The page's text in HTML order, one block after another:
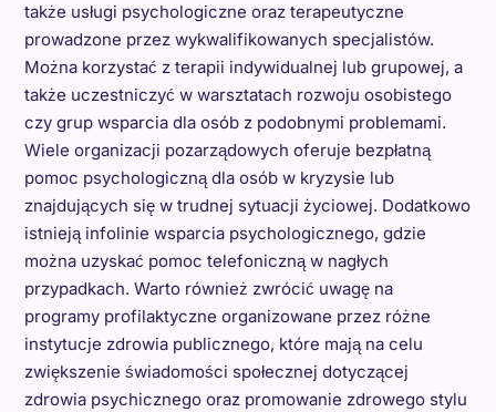
także usługi psychologiczne oraz terapeutyczne
prowadzone przez wykwalifikowanych specjalistów.
Można korzystać z terapii indywidualnej lub grupowej, a
także uczestniczyć w warsztatach rozwoju osobistego
czy grup wsparcia dla osób z podobnymi problemami.
Wiele organizacji pozarządowych oferuje bezpłatną
pomoc psychologiczną dla osób w kryzysie lub
znajdujących się w trudnej sytuacji życiowej. Dodatkowo
istnieją infolinie wsparcia psychologicznego, gdzie
można uzyskać pomoc telefoniczną w nagłych
przypadkach. Warto również zwrócić uwagę na
programy profilaktyczne organizowane przez różne
instytucje zdrowia publicznego, które mają na celu
zwiększenie świadomości społecznej dotyczącej
zdrowia psychicznego oraz promowanie zdrowego stylu